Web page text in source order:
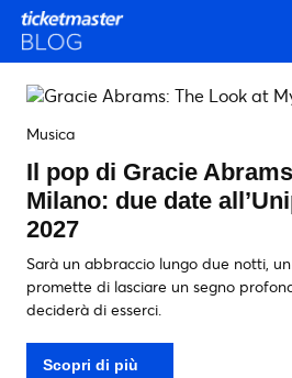
Musica
Il pop di Gracie
Milano: due date
2027
Sarà un abbraccio lungo due notti,
promette di lasciare un segno
deciderà di esserci.
Scopri di più